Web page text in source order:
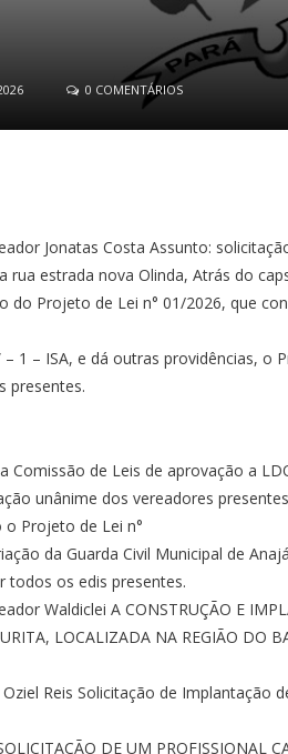
0 COMENTÁRIOS
Jonatas Costa Assunto:
rua estrada nova Olinda, Atrás do
do Projeto de Lei n° 01/2026, que
– 1 – ISA, e dá outras providências, o
presentes.
Comissão de Leis de aprovação a
unânime dos vereadores
Projeto de Lei n°
da Guarda Civil Municipal de
os edis presentes.
Waldiclei A CONSTRUÇÃO E
LOCALIZADA NA REGIÃO DO
Reis Solicitação de Implantação
DE UM PROFISSIONAL